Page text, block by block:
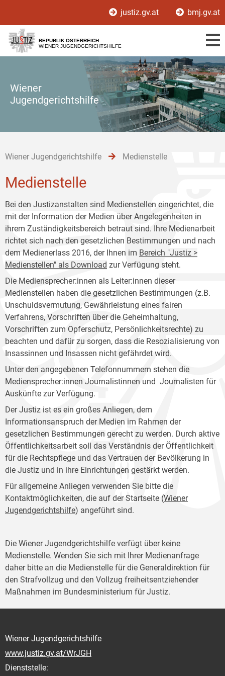
[1]
[2]
[3]
justiz.gv.at bmj.gv.at
REPUBLIK ÖSTERREICH
WIENER JUGENDGERICHTSHILFE
Wiener
Jugendgerichtshilfe
Wiener Jugendgerichtshilfe Medienstelle
Medienstelle
Bei den Justizanstalten sind Medienstellen eingerichtet, die
mit der Information der Medien über Angelegenheiten in
ihrem Zuständigkeitsbereich betraut sind. Ihre Medienarbeit
richtet sich nach den gesetzlichen Bestimmungen und nach
dem Medienerlass 2016, der Ihnen im Bereich "Justiz >
Medienstellen" als Download zur Verfügung steht.
Die Mediensprecher:innen als Leiter:innen dieser
Medienstellen haben die gesetzlichen Bestimmungen (z.B.
Unschuldsvermutung, Gewährleistung eines fairen
Verfahrens, Vorschriften über die Geheimhaltung,
Vorschriften zum Opferschutz, Persönlichkeitsrechte) zu
beachten und dafür zu sorgen, dass die Resozialisierung von
Insassinnen und Insassen nicht gefährdet wird.
Unter den angegebenen Telefonnummern stehen die
Mediensprecher:innen Journalistinnen und Journalisten für
Auskünfte zur Verfügung.
Der Justiz ist es ein großes Anliegen, dem
Informationsanspruch der Medien im Rahmen der
gesetzlichen Bestimmungen gerecht zu werden. Durch aktive
Öffentlichkeitsarbeit soll das Verständnis der Öffentlichkeit
für die Rechtspflege und das Vertrauen der Bevölkerung in
die Justiz und in ihre Einrichtungen gestärkt werden.
Für allgemeine Anliegen verwenden Sie bitte die
Kontaktmöglichkeiten, die auf der Startseite (Wiener
Jugendgerichtshilfe) angeführt sind.
Die Wiener Jugendgerichtshilfe verfügt über keine
Medienstelle. Wenden Sie sich mit Ihrer Medienanfrage
daher bitte an die Medienstelle für die Generaldirektion für
den Strafvollzug und den Vollzug freiheitsentziehender
Maßnahmen im Bundesministerium für Justiz.
Wiener Jugendgerichtshilfe
www.justiz.gv.at/WrJGH
Dienststelle: